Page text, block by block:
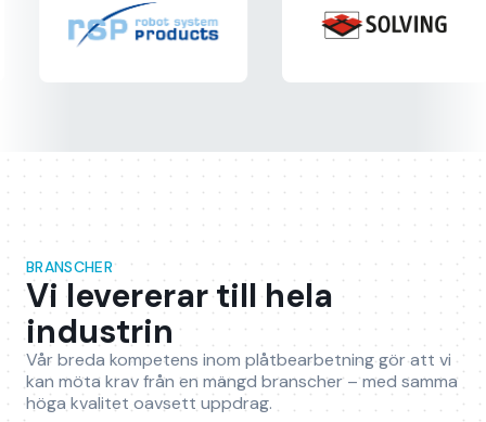
BRANSCHER
Vi levererar till hela
industrin
Vår breda kompetens inom plåtbearbetning gör att vi
kan möta krav från en mängd branscher – med samma
höga kvalitet oavsett uppdrag.